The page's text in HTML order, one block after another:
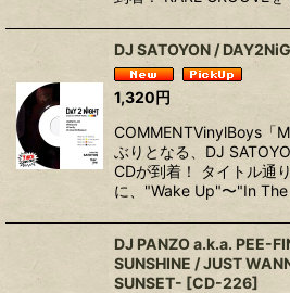
DJ SATOYON /
1,320円
COMMENTVinylBoys「
ぶりとなる、DJ
CDが到着！ タイトル通
に、"Wake Up"〜"In
DJ PANZO a.k.a. PEE-
SUNSHINE / JUST
SUNSET- [CD-226]